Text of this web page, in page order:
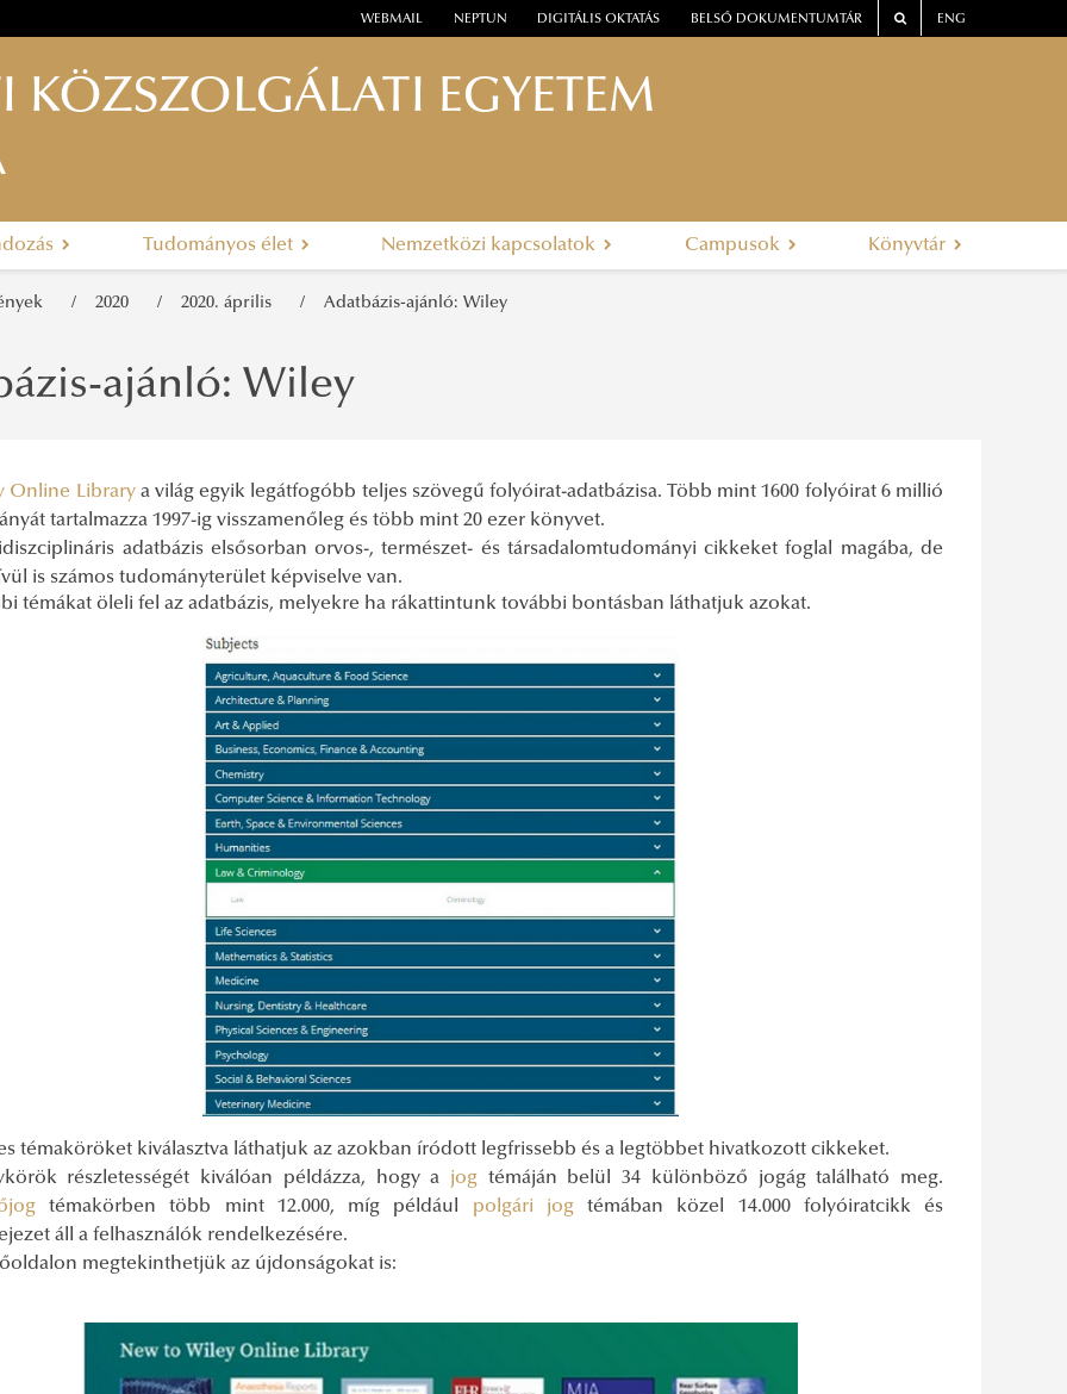
WEBMAIL NEPTUN DIGITÁLIS OKTATÁS BELSŐ DOKUMENTUMTÁR ENG
KÖZSZOLGÁLATI EGYETEM
Tudományos élet Nemzetközi kapcsolatok Campusok Könyvtár
2020 2020. április Adatbázis-ajánló: Wiley
ajánló: Wiley
Online Librarya világ egyik legátfogóbb teljes szövegű folyóirat-adatbázisa. Több mint 1600 folyóirat 6 millió
tartalmazza 1997-ig visszamenőleg és több mint 20 ezer könyvet.
adatbázis elsősorban orvos-, természet- és társadalomtudományi cikkeket foglal magába, de
is számos tudományterület képviselve van.
témákat öleli fel az adatbázis, melyekre ha rákattintunk további bontásban láthatjuk azokat.
témaköröket kiválasztva láthatjuk az azokban íródott legfrissebb és a legtöbbet hivatkozott cikkeket.
részletességét kiválóan példázza, hogy a jog témáján belül 34 különböző jogág található meg.
témakörben több mint 12.000, míg például polgári jogtémában közel 14.000 folyóiratcikk és
áll a felhasználók rendelkezésére.
megtekinthetjük az újdonságokat is: